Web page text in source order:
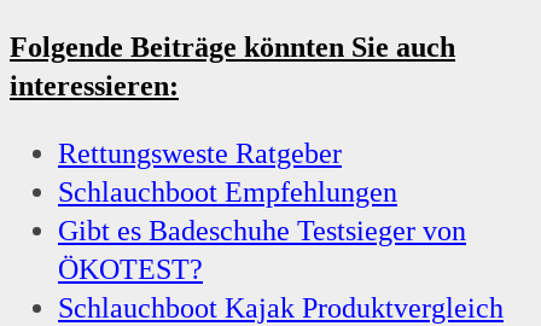
Folgende Beiträge könnten Sie auch
interessieren:
Rettungsweste Ratgeber
Schlauchboot Empfehlungen
Gibt es Badeschuhe Testsieger von
ÖKOTEST?
Schlauchboot Kajak Produktvergleich